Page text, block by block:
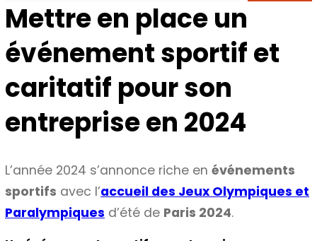
Mettre en place un
événement sportif et
caritatif pour son
entreprise en 2024
L’année 2024 s’annonce riche enévénements
sportifs avec l’accueil des Jeux Olympiques et
Paralympiques d’été de Paris 2024.